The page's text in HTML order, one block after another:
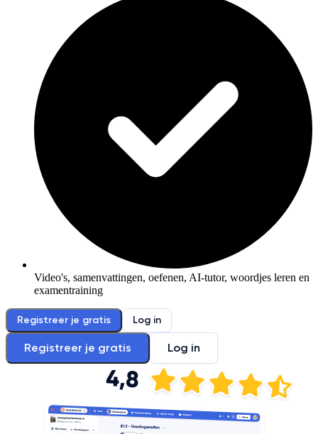
Video's, samenvattingen, oefenen, AI-tutor, woordjes leren en
examentraining
Registreer je gratis Log in
Registreer je gratis Log in